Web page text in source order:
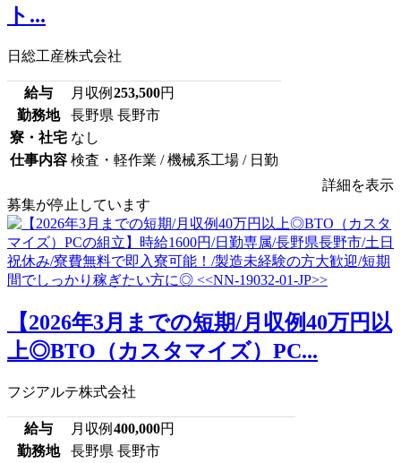
ト...
日総工産株式会社
給与 月収例 253,500円
勤務地
長野県 長野市
寮・社宅 なし
仕事内容 検査・軽作業 / 機械系工場 / 日勤
詳細を表示
募集が停止しています
【2026年3月までの短期/月収例40万円以
上◎BTO（カスタマイズ）PC...
フジアルテ株式会社
給与 月収例 400,000円
勤務地
長野県 長野市